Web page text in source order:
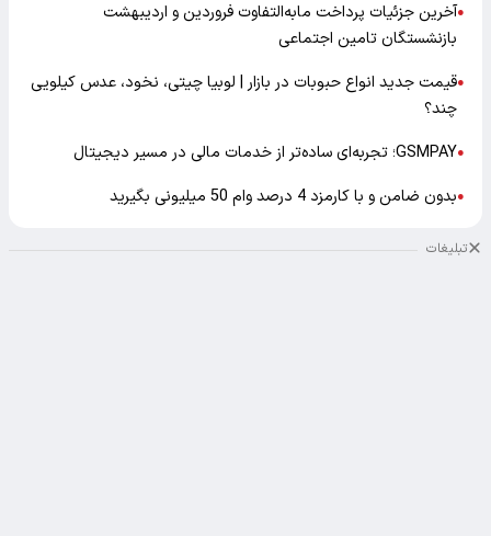
●آخرین جزئیات پرداخت مابه‌التفاوت فروردین و اردیبهشت
بازنشستگان تامین اجتماعی
●قیمت جدید انواع حبوبات در بازار | لوبیا چیتی، نخود، عدس کیلویی
چند؟
●GSMPAY؛ تجربه‌ای ساده‌تر از خدمات مالی در مسیر دیجیتال
●بدون ضامن و با کارمزد 4 درصد وام 50 میلیونی بگیرید
تبلیغات